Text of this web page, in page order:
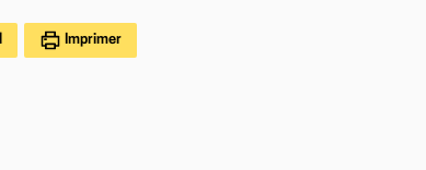
Imprimer